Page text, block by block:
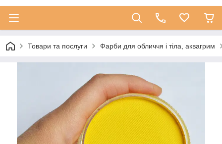
Товари та послуги Фарби для обличчя і тіла, аквагрим